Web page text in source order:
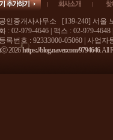
인중개사사무소 [139-240] 서울
: 02-979-4646 | 팩스 : 02-979-4648
록번호 : 92333000-05060 | 사업
2026 https://blog.naver.com/9794646. All